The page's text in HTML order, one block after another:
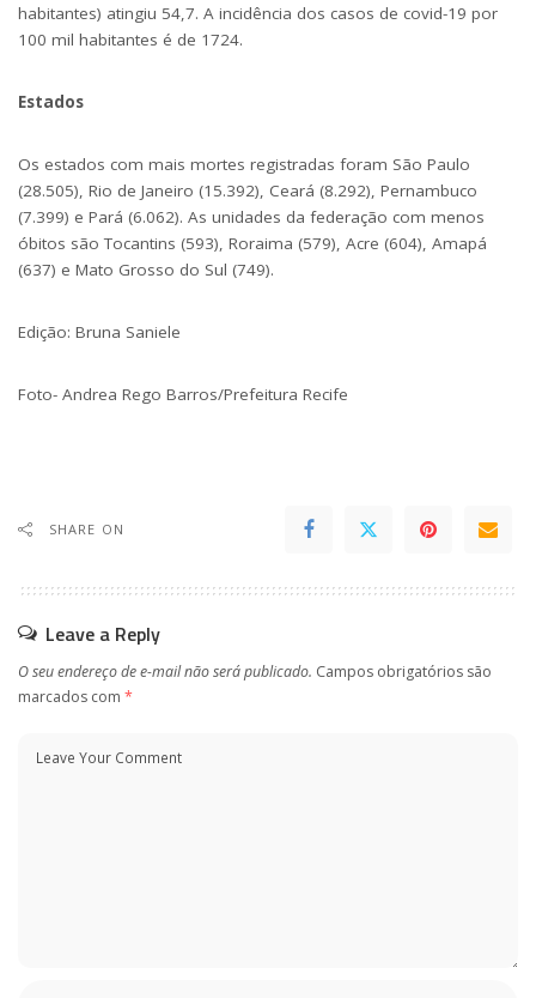
habitantes) atingiu 54,7. A incidência dos casos de covid-19 por
100 mil habitantes é de 1724.
Estados
Os estados com mais mortes registradas foram São Paulo
(28.505), Rio de Janeiro (15.392), Ceará (8.292), Pernambuco
(7.399) e Pará (6.062). As unidades da federação com menos
óbitos são Tocantins (593), Roraima (579), Acre (604), Amapá
(637) e Mato Grosso do Sul (749).
Edição: Bruna Saniele
Foto- Andrea Rego Barros/Prefeitura Recife
SHARE ON
Leave a Reply
O seu endereço de e-mail não será publicado. Campos obrigatórios são
marcados com *